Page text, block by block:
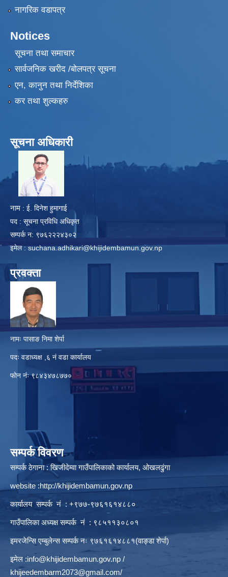
नागरिक वडापत्र
Notices
सूचना तथा समाचार
सार्वजनिक खरीद /बोलपत्र सूचना
एन, कानुन तथा निर्देशिका
कर तथा शुल्कहरु
सूचना अधिकारी
​
नाम : ई. दिनेश हुमागाई
पद : सूचना प्रविधि अधिकृत
सम्पर्क न: ९७६२२२४३०२
इमेल :suchana.adhikari@khijidembamun.gov.np
प्रवक्ता
नामः पासाङ निमा शेर्पा
पदः वडाध्यक्ष ,६ नं वडा कार्यालय
फाेन नंः ९८४३४७८७७०
सम्पर्क विवरण
सम्पर्क ठेगाना : खिजीदेम्वा गाउँपालिकाको कार्यालय, ओखलढुंगा
website :http://khijidembamun.gov.np
कार्यालय सम्पर्क नं : +९७७-९७६१६१४८८०
गाउँपालिका अध्यक्ष सम्पर्क नं : ९८५११३०८०१
इमरजेन्सि एम्बुलेन्स सम्पर्क न‌ः ९७६१६१४८८१(वाङ्डा शेर्पा)
इमेल :info@khijidembamun.gov.np /
khijeedembarm2073@gmail.com/